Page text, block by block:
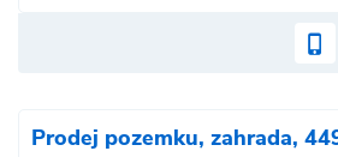
Prodej pozemku, zahrada,